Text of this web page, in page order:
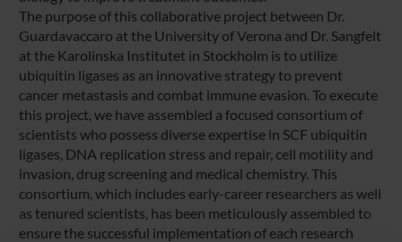
The purpose of this collaborative project between Dr.
Guardavaccaro at the University of Verona and Dr. Sangfelt
at the Karolinska Institutet in Stockholm is to utilize
ubiquitin ligases as an innovative strategy to prevent
cancer metastasis and combat immune evasion. To execute
this project, we have assembled a focused consortium of
scientists who possess diverse expertise in SCF ubiquitin
ligases, DNA replication stress and repair, cell motility and
invasion, drug screening and medical chemistry. This
consortium, which includes early-career researchers as well
as tenured scientists, has been meticulously assembled to
ensure the successful implementation of each research